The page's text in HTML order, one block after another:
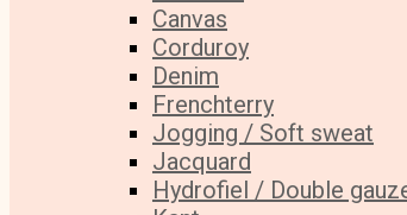
Canvas
Corduroy
Denim
Frenchterry
Jogging / Soft sweat
Jacquard
Hydrofiel / Double